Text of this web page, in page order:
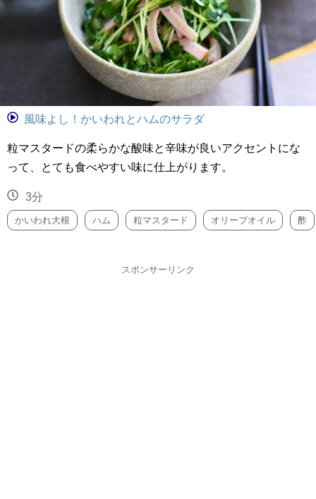
風味よし！かいわれとハムのサラダ
粒マスタードの柔らかな酸味と辛味が良いアクセントにな
って、とても食べやすい味に仕上がります。
3分
かいわれ大根 ハム 粒マスタード オリーブオイル 酢
スポンサーリンク